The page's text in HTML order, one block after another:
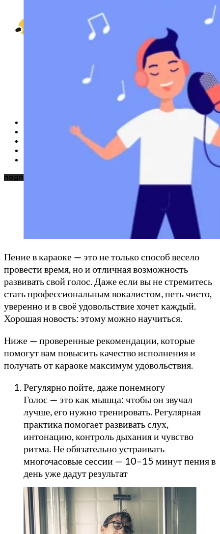
КАРАОКЕ ДЛЯ ДОМА
КАРАОКЕ ДЛЯ БИЗНЕСА
ПОДПИСАТЬСЯ
Пение в караоке — это не только способ весело
провести время, но и отличная возможность
развивать свой голос. Даже если вы не стремитесь
стать профессиональным вокалистом, петь чисто,
уверенно и в своё удовольствие хочет каждый.
Хорошая новость: этому можно научиться.
Ниже — проверенные рекомендации, которые
помогут вам повысить качество исполнения и
получать от караоке максимум удовольствия.
Регулярно пойте, даже понемногу
Голос — это как мышца: чтобы он звучал
лучше, его нужно тренировать. Регулярная
практика помогает развивать слух,
интонацию, контроль дыхания и чувство
ритма. Не обязательно устраивать
многочасовые сессии — 10–15 минут пения в
день уже дадут результат